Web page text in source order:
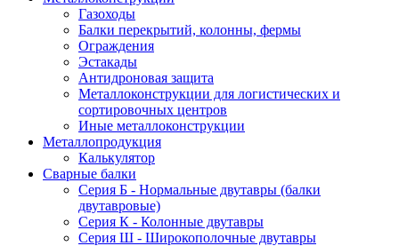
Газоходы
Балки перекрытий, колонны, фермы
Ограждения
Эстакады
Антидроновая защита
Металлоконструкции для логистических и
сортировочных центров
Иные металлоконструкции
Металлопродукция
Калькулятор
Сварные балки
Серия Б - Нормальные двутавры (балки
двутавровые)
Серия К - Колонные двутавры
Серия Ш - Широкополочные двутавры